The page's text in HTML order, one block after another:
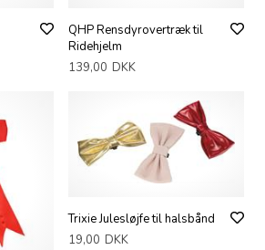
QHP Rensdyrovertræk til
Ridehjelm
139,00 DKK
Trixie Julesløjfe til halsbånd
19,00 DKK